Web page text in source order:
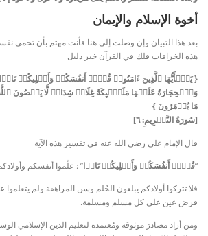
أخوة الإسلام والإيمان
بعد هذا التبيان وإن وصلت إلى هنا فأنت مهتم بأن تحمي
هذه الخرافات فلك في القرآن خير دليل
{ یَـٰۤأَیُّهَا ٱلَّذِینَ ءَامَنُوا۟ قُوۤا۟ أَنفُسَكُمۡ وَأَهۡلِیكُمۡ نَارࣰا
وَٱلۡحِجَارَةُ عَلَیۡهَا مَلَـٰۤىِٕكَةٌ غِلَاظࣱ شِدَادࣱ لَّا یَعۡصُونَ
مَا یُؤۡمَرُونَ }
[سُورَةُ التَّحۡرِيمِ: ٦]
قال الإمام علي رضي الله عنه في تفسير هذه الآية
“قُوۤا۟ أَنفُسَكُمۡ وَأَهۡلِیكُمۡ نَارࣰا” : علّموا أنفسكم
فلا تتركوا أولادكم يبلغون الحُلم وسن المراهقة ولم
فرض عين على كل مسلم ومسلمة.
ومن أراد مصادرَ موثوقة ومُعتمدة لتعليم الدين الإسلامي